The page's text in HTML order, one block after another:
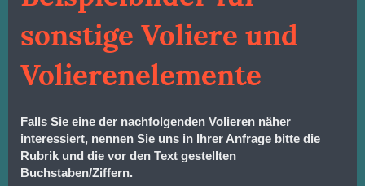
sonstige Voliere und
Volierenelemente
Falls Sie eine der nachfolgenden Volieren näher
interessiert, nennen Sie uns in Ihrer Anfrage bitte die
Rubrik und die vor den Text gestellten
Buchstaben/Ziffern.